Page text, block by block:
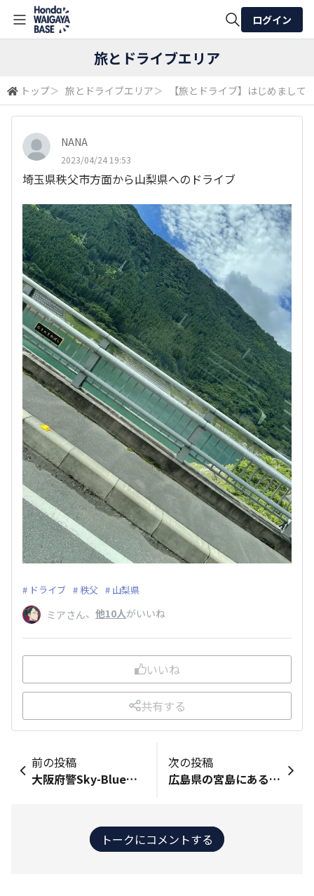
検索
ログイン
旅とドライブエリア
トップ＞ 旅とドライブエリア＞ 【旅とドライブ】はじめまして
NANA
2023/04/24 19:53
埼玉県秩父市方面から山梨県へのドライブ
ドライブ 秩父 山梨県
ミアさん、 他10人がいいね
いいね
共有する
前の投稿
大阪府警Sky-Blue隊のバイクを間近で初めて見た！（捕まった訳ちゃいますよ…）。バイクはHonda CB400なんっすねー😙 ワイベースタッフさん同様、Hondaさんは取り締まりに大忙し？？ 大阪府警のでもナンバープレートは隠しとかんと駄目ですかね…。
次の投稿
広島県の宮島にある「弥山(みせん)」です。 宮島といえば、真っ赤な大鳥居と厳島神社ですが、「宮島ロープウェイ」で弥山まで上り散策しました。 まずロープウェイ自体が楽しいです。山を上がるリフト系と、谷を越えるゴンドラ系の2種類を乗り継ぎます。 山頂駅からは山道を小1時間歩くことなりますので運動靴が推奨です。山頂には展望台があり、巨石群や雄大なパノラマが楽しめます。それはもう、行った人にしか分からない解放感です。ここでお弁当とかもアリかも。(要持参) タオルや飲料水などもあった方が良いですね。 (残念ながらフィットは本土に駐車しております。)
トークにコメントする